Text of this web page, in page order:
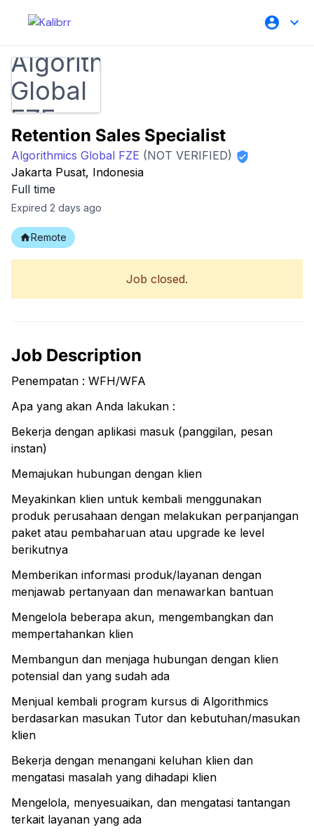
Retention Sales Specialist
Algorithmics Global FZE (NOT VERIFIED)
Jakarta Pusat, Indonesia
Full time
Expired 2 days ago
Remote
Job closed.
Job Description
Penempatan : WFH/WFA
Apa yang akan Anda lakukan :
Bekerja dengan aplikasi masuk (panggilan, pesan
instan)
Memajukan hubungan dengan klien
Meyakinkan klien untuk kembali menggunakan
produk perusahaan dengan melakukan perpanjangan
paket atau pembaharuan atau upgrade ke level
berikutnya
Memberikan informasi produk/layanan dengan
menjawab pertanyaan dan menawarkan bantuan
Mengelola beberapa akun, mengembangkan dan
mempertahankan klien
Membangun dan menjaga hubungan dengan klien
potensial dan yang sudah ada
Menjual kembali program kursus di Algorithmics
berdasarkan masukan Tutor dan kebutuhan/masukan
klien
Bekerja dengan menangani keluhan klien dan
mengatasi masalah yang dihadapi klien
Mengelola, menyesuaikan, dan mengatasi tantangan
terkait layanan yang ada